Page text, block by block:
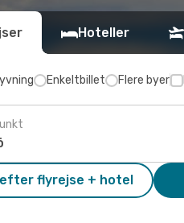
Hoteller
Enkeltbillet Flere byer
flyrejse + hotel